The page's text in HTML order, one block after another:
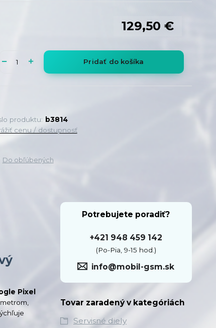
129,50 €
Pridať do košíka
produktu: b3814
cenu / dostupnosť
Do obľúbených
Pixel
Potrebujete poradiť?
+421 948 459 142
(Po-Pia, 9-15 hod.)
info@mobil-gsm.sk
Tovar zaradený v kategóriách
Servisné diely